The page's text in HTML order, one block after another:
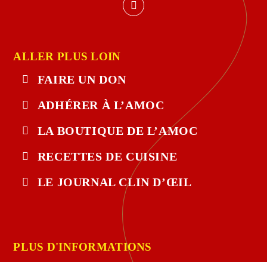
ALLER PLUS LOIN
FAIRE UN DON
ADHÉRER À L’AMOC
LA BOUTIQUE DE L’AMOC
RECETTES DE CUISINE
LE JOURNAL CLIN D’ŒIL
PLUS D'INFORMATIONS